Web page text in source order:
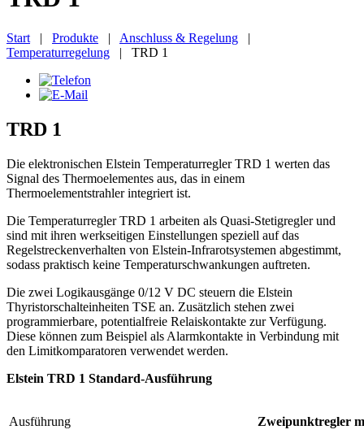
Start | Produkte | Anschluss & Regelung |
Temperaturregelung | TRD 1
TRD 1
Die elektronischen Elstein Temperaturregler TRD 1 werten das
Signal des Thermoelementes aus, das in einem
Thermoelementstrahler integriert ist.
Die Temperaturregler TRD 1 arbeiten als Quasi-Stetigregler und
sind mit ihren werkseitigen Einstellungen speziell auf das
Regelstreckenverhalten von Elstein-Infrarotsystemen abgestimmt,
sodass praktisch keine Temperaturschwankungen auftreten.
Die zwei Logikausgänge 0/12 V DC steuern die Elstein
Thyristorschalteinheiten TSE an. Zusätzlich stehen zwei
programmierbare, potentialfreie Relaiskontakte zur Verfügung.
Diese können zum Beispiel als Alarmkontakte in Verbindung mit
den Limitkomparatoren verwendet werden.
Elstein TRD 1 Standard-Ausführung
Ausführung Zweipunktregler